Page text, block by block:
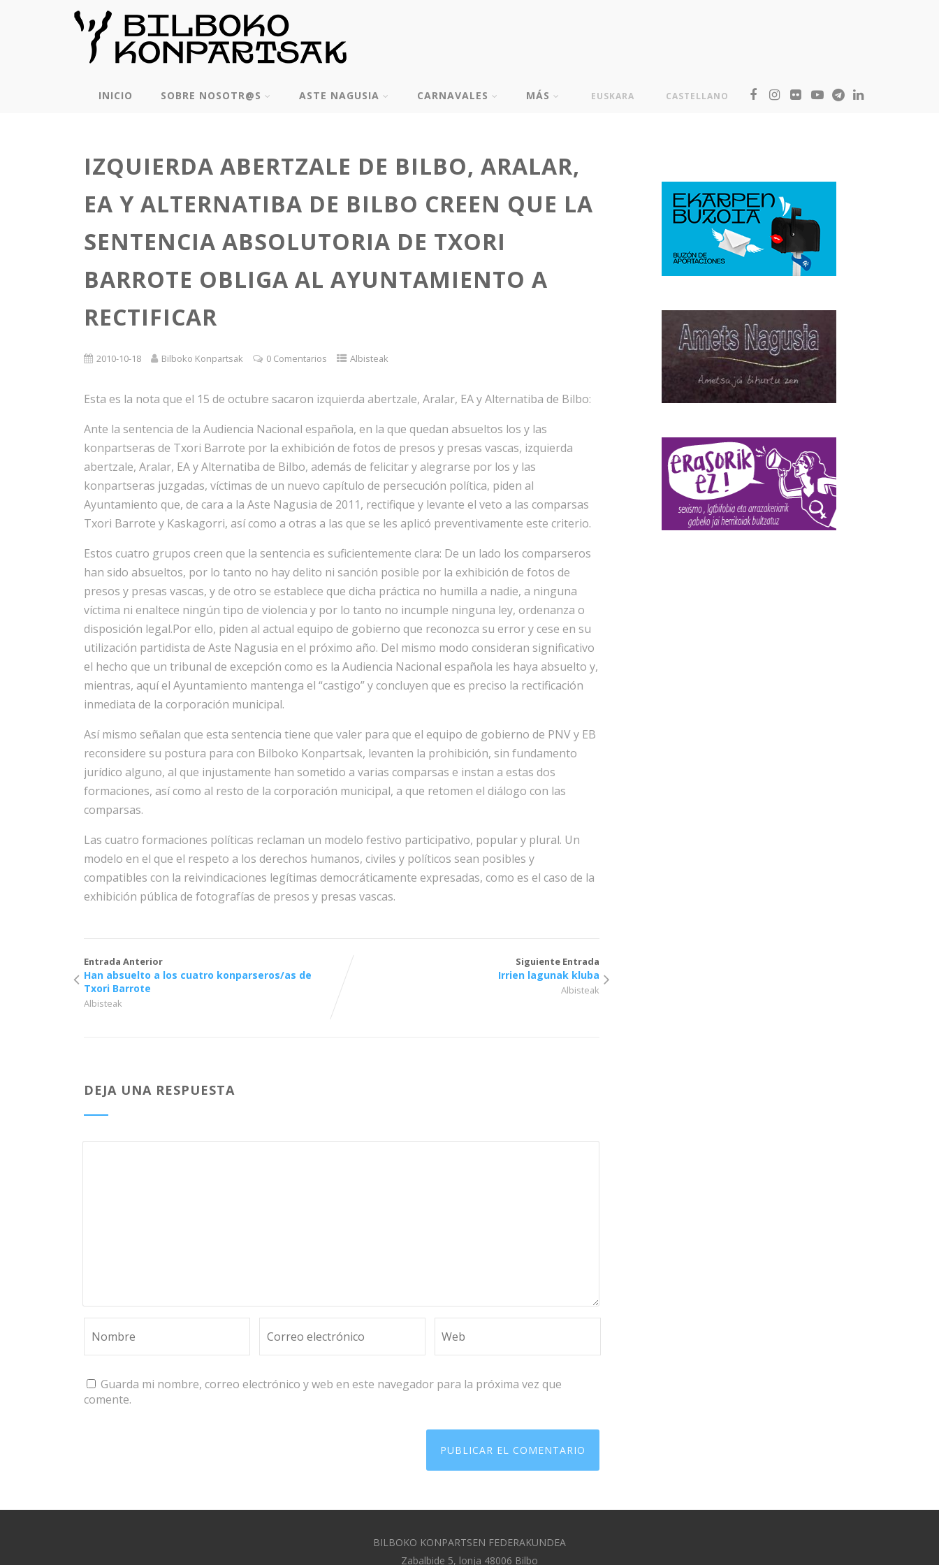
INICIO SOBRE NOSOTR@S ASTE NAGUSIA CARNAVALES MÁS EUSKARA CASTELLANO
IZQUIERDA ABERTZALE DE BILBO, ARALAR,
EA Y ALTERNATIBA DE BILBO CREEN QUE LA
SENTENCIA ABSOLUTORIA DE TXORI
BARROTE OBLIGA AL AYUNTAMIENTO A
RECTIFICAR
2010-10-18 Bilboko Konpartsak 0 Comentarios Albisteak
Esta es la nota que el 15 de octubre sacaron izquierda abertzale, Aralar, EA y Alternatiba de Bilbo:
Ante la sentencia de la Audiencia Nacional española, en la que quedan absueltos los y las
konpartseras de Txori Barrote por la exhibición de fotos de presos y presas vascas, izquierda
abertzale, Aralar, EA y Alternatiba de Bilbo, además de felicitar y alegrarse por los y las
konpartseras juzgadas, víctimas de un nuevo capítulo de persecución política, piden al
Ayuntamiento que, de cara a la Aste Nagusia de 2011, rectifique y levante el veto a las comparsas
Txori Barrote y Kaskagorri, así como a otras a las que se les aplicó preventivamente este criterio.
Estos cuatro grupos creen que la sentencia es suficientemente clara: De un lado los comparseros
han sido absueltos, por lo tanto no hay delito ni sanción posible por la exhibición de fotos de
presos y presas vascas, y de otro se establece que dicha práctica no humilla a nadie, a ninguna
víctima ni enaltece ningún tipo de violencia y por lo tanto no incumple ninguna ley, ordenanza o
disposición legal.Por ello, piden al actual equipo de gobierno que reconozca su error y cese en su
utilización partidista de Aste Nagusia en el próximo año. Del mismo modo consideran significativo
el hecho que un tribunal de excepción como es la Audiencia Nacional española les haya absuelto y,
mientras, aquí el Ayuntamiento mantenga el “castigo” y concluyen que es preciso la rectificación
inmediata de la corporación municipal.
Así mismo señalan que esta sentencia tiene que valer para que el equipo de gobierno de PNV y EB
reconsidere su postura para con Bilboko Konpartsak, levanten la prohibición, sin fundamento
jurídico alguno, al que injustamente han sometido a varias comparsas e instan a estas dos
formaciones, así como al resto de la corporación municipal, a que retomen el diálogo con las
comparsas.
Las cuatro formaciones políticas reclaman un modelo festivo participativo, popular y plural. Un
modelo en el que el respeto a los derechos humanos, civiles y políticos sean posibles y
compatibles con la reivindicaciones legítimas democráticamente expresadas, como es el caso de la
exhibición pública de fotografías de presos y presas vascas.
Entrada Anterior
Han absuelto a los cuatro konparseros/as de
Txori Barrote
Albisteak
Siguiente Entrada
Irrien lagunak kluba
Albisteak
DEJA UNA RESPUESTA
Guarda mi nombre, correo electrónico y web en este navegador para la próxima vez que
comente.
BILBOKO KONPARTSEN FEDERAKUNDEA
Zabalbide 5, lonja 48006 Bilbo